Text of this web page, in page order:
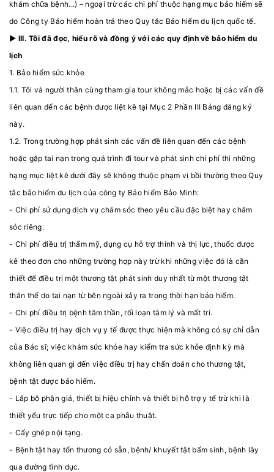
khám chữa bệnh...) – ngoại trừ các chi phí thuộc hạng mục bảo hiểm sẽ
do Công ty Bảo hiểm hoàn trả theo Quy tắc Bảo hiểm du lịch quốc tế.
► III. Tôi đã đọc, hiểu rõ và đồng ý với các quy định về bảo hiểm du
lịch
1. Bảo hiểm sức khỏe
1.1. Tôi và người thân cùng tham gia tour không mắc hoặc bị các vấn đề
liên quan đến các bệnh được liệt kê tại Mục 2 Phần III Bảng đăng ký
này.
1.2. Trong trường hợp phát sinh các vấn đề liên quan đến các bệnh
hoặc gặp tai nạn trong quá trình đi tour và phát sinh chi phí thì những
hạng mục liệt kê dưới đây sẽ không thuộc phạm vi bồi thường theo Quy
tắc bảo hiểm du lịch của công ty Bảo hiểm Bảo Minh:
- Chi phí sử dụng dịch vụ chăm sóc theo yêu cầu đặc biệt hay chăm
sóc riêng.
- Chi phí điều trị thẩm mỹ, dụng cụ hỗ trợ thính và thị lực, thuốc được
kê theo đơn cho những trường hợp này trừ khi những việc đó là cần
thiết để điều trị một thương tật phát sinh duy nhất từ một thương tật
thân thể do tai nạn từ bên ngoài xảy ra trong thời hạn bảo hiểm.
- Chi phí điều trị bệnh tâm thần, rối loạn tâm lý và mất trí.
- Việc điều trị hay dịch vụ y tế được thực hiện mà không có sự chỉ dẫn
của Bác sĩ; việc khám sức khỏe hay kiểm tra sức khỏe định kỳ mà
không liên quan gì đến việc điều trị hay chẩn đoán cho thương tật,
bệnh tật được bảo hiểm.
- Lắp bộ phận giả, thiết bị hiệu chỉnh và thiết bị hỗ trợ y tế trừ khi là
thiết yếu trực tiếp cho một ca phẫu thuật.
- Cấy ghép nội tạng.
- Bệnh tật hay tổn thương có sẵn, bệnh/ khuyết tật bẩm sinh, bệnh lây
qua đường tình dục.